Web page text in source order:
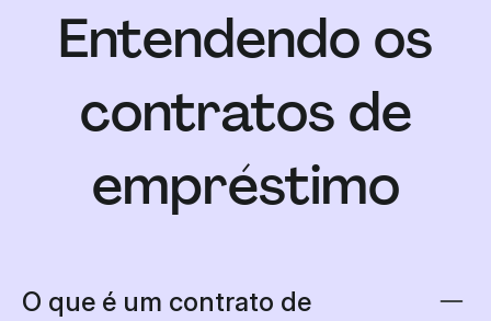
Entendendo os
contratos de
empréstimo
O que é um contrato de